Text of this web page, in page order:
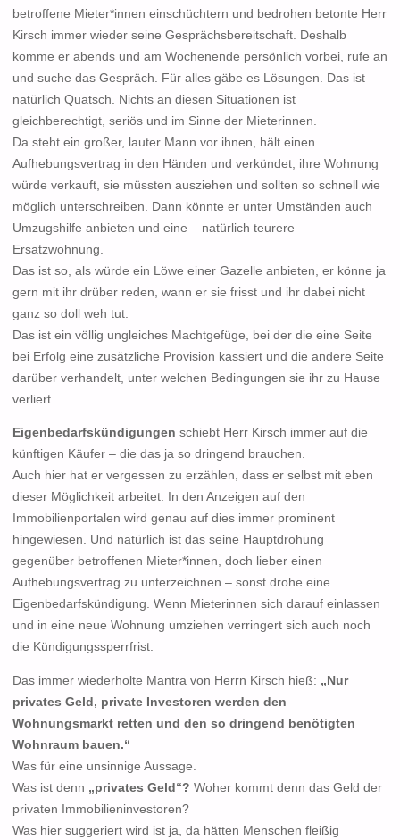
betroffene Mieter*innen einschüchtern und bedrohen betonte Herr
Kirsch immer wieder seine Gesprächsbereitschaft. Deshalb
komme er abends und am Wochenende persönlich vorbei, rufe an
und suche das Gespräch. Für alles gäbe es Lösungen. Das ist
natürlich Quatsch. Nichts an diesen Situationen ist
gleichberechtigt, seriös und im Sinne der Mieterinnen.
Da steht ein großer, lauter Mann vor ihnen, hält einen
Aufhebungsvertrag in den Händen und verkündet, ihre Wohnung
würde verkauft, sie müssten ausziehen und sollten so schnell wie
möglich unterschreiben. Dann könnte er unter Umständen auch
Umzugshilfe anbieten und eine – natürlich teurere –
Ersatzwohnung.
Das ist so, als würde ein Löwe einer Gazelle anbieten, er könne ja
gern mit ihr drüber reden, wann er sie frisst und ihr dabei nicht
ganz so doll weh tut.
Das ist ein völlig ungleiches Machtgefüge, bei der die eine Seite
bei Erfolg eine zusätzliche Provision kassiert und die andere Seite
darüber verhandelt, unter welchen Bedingungen sie ihr zu Hause
verliert.
Eigenbedarfskündigungen schiebt Herr Kirsch immer auf die
künftigen Käufer – die das ja so dringend brauchen.
Auch hier hat er vergessen zu erzählen, dass er selbst mit eben
dieser Möglichkeit arbeitet. In den Anzeigen auf den
Immobilienportalen wird genau auf dies immer prominent
hingewiesen. Und natürlich ist das seine Hauptdrohung
gegenüber betroffenen Mieter*innen, doch lieber einen
Aufhebungsvertrag zu unterzeichnen – sonst drohe eine
Eigenbedarfskündigung. Wenn Mieterinnen sich darauf einlassen
und in eine neue Wohnung umziehen verringert sich auch noch
die Kündigungssperrfrist.
Das immer wiederholte Mantra von Herrn Kirsch hieß: „Nur
privates Geld, private Investoren werden den
Wohnungsmarkt retten und den so dringend benötigten
Wohnraum bauen.“
Was für eine unsinnige Aussage.
Was ist denn „privates Geld“? Woher kommt denn das Geld der
privaten Immobilieninvestoren?
Was hier suggeriert wird ist ja, da hätten Menschen fleißig